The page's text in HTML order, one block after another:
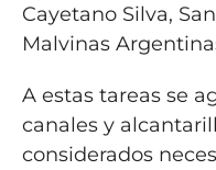
Cayetano Silva,
Malvinas
A estas tareas se
canales y
considerados